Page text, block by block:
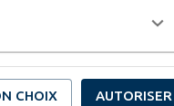
CHOIX AUTORISER